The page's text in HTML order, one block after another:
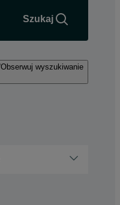
Szukaj
Obserwuj wyszukiwanie